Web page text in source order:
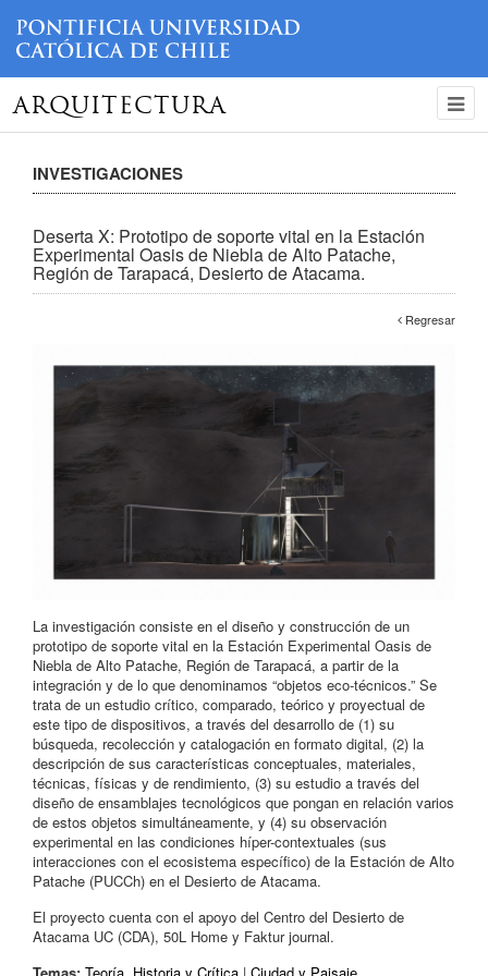
ARQUITECTURA
INVESTIGACIONES
Deserta X: Prototipo de soporte vital en la Estación
Experimental Oasis de Niebla de Alto Patache,
Región de Tarapacá, Desierto de Atacama.
Regresar
La investigación consiste en el diseño y construcción de un
prototipo de soporte vital en la Estación Experimental Oasis de
Niebla de Alto Patache, Región de Tarapacá, a partir de la
integración y de lo que denominamos “objetos eco-técnicos.” Se
trata de un estudio crítico, comparado, teórico y proyectual de
este tipo de dispositivos, a través del desarrollo de (1) su
búsqueda, recolección y catalogación en formato digital, (2) la
descripción de sus características conceptuales, materiales,
técnicas, físicas y de rendimiento, (3) su estudio a través del
diseño de ensamblajes tecnológicos que pongan en relación varios
de estos objetos simultáneamente, y (4) su observación
experimental en las condiciones híper-contextuales (sus
interacciones con el ecosistema específico) de la Estación de Alto
Patache (PUCCh) en el Desierto de Atacama.
El proyecto cuenta con el apoyo del Centro del Desierto de
Atacama UC (CDA), 50L Home y Faktur journal.